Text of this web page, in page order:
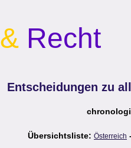
& Recht
Entscheidungen zu
Übersichtsliste: Österreich